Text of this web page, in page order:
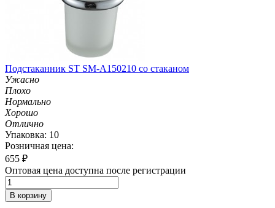
Подстаканник ST SM-A150210 со стаканом
Ужасно
Плохо
Нормально
Хорошо
Отлично
Упаковка: 10
Розничная цена:
655 ₽
Оптовая цена доступна после регистрации
В корзину